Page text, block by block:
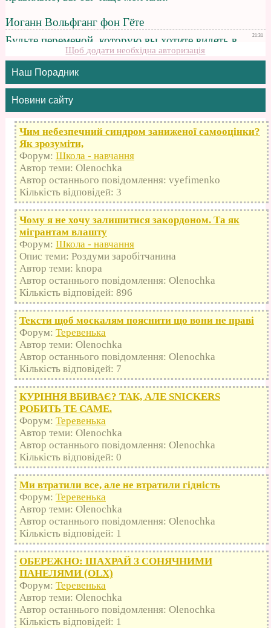
Щоб додати необхідна авторизація
Наш Порадник
Новини сайту
Чим небезпечний синдром заниженої самооцінки?
Як зрозуміти,
Форум: Школа - навчання
Автор теми: Olenochka
Автор останнього повідомлення: vyefimenko
Кількість відповідей: 3
Чому я не хочу залишитися закордоном. Та як
мігрантам влашту
Форум: Школа - навчання
Опис теми: Роздуми заробітчанина
Автор теми: knopa
Автор останнього повідомлення: Olenochka
Кількість відповідей: 896
Тексти щоб москалям пояснити що вони не праві
Форум: Теревенька
Автор теми: Olenochka
Автор останнього повідомлення: Olenochka
Кількість відповідей: 7
КУРІННЯ ВБИВАЄ? ТАК, АЛЕ SNICKERS
РОБИТЬ ТЕ САМЕ.
Форум: Теревенька
Автор теми: Olenochka
Автор останнього повідомлення: Olenochka
Кількість відповідей: 0
Ми втратили все, але не втратили гідність
Форум: Теревенька
Автор теми: Olenochka
Автор останнього повідомлення: Olenochka
Кількість відповідей: 1
ОБЕРЕЖНО: ШАХРАЙ З СОНЯЧНИМИ
ПАНЕЛЯМИ (OLX)
Форум: Теревенька
Автор теми: Olenochka
Автор останнього повідомлення: Olenochka
Кількість відповідей: 1